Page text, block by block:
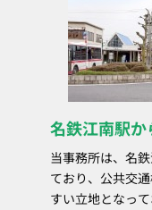
名鉄江南駅
当事務所は、名
ており、公共交
すい立地となっ